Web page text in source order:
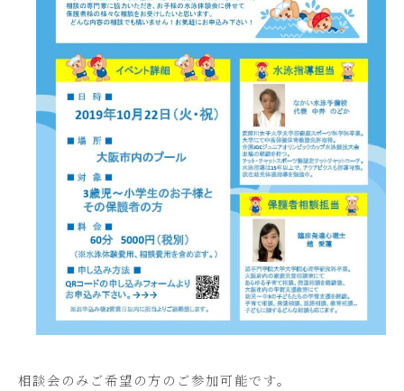
相談会のみご希望の方のご参加可能です。